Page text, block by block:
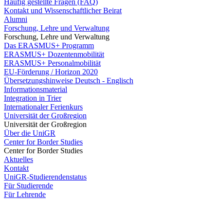
Häufig gestellte Fragen (FAQ)
Kontakt und Wissenschaftlicher Beirat
Alumni
Forschung, Lehre und Verwaltung
Forschung, Lehre und Verwaltung
Das ERASMUS+ Programm
ERASMUS+ Dozentenmobilität
ERASMUS+ Personalmobilität
EU-Förderung / Horizon 2020
Übersetzungshinweise Deutsch - Englisch
Informationsmaterial
Integration in Trier
Internationaler Ferienkurs
Universität der Großregion
Universität der Großregion
Über die UniGR
Center for Border Studies
Center for Border Studies
Aktuelles
Kontakt
UniGR-Studierendenstatus
Für Studierende
Für Lehrende